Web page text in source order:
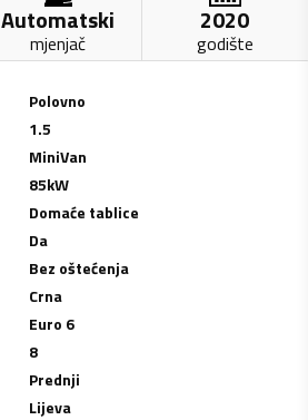
Automatski
mjenjač
2020
godište
Polovno
1.5
MiniVan
85kW
Domaće tablice
Da
Bez oštećenja
Crna
Euro 6
8
Prednji
Lijeva